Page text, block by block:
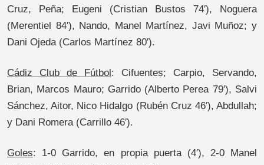
Cruz, Peña; Eugeni (Cristian Bustos 74′), Noguera
(Merentiel 84′), Nando, Manel Martínez, Javi Muñoz; y
Dani Ojeda (Carlos Martínez 80′).
Cádiz Club de Fútbol: Cifuentes; Carpio, Servando,
Brian, Marcos Mauro; Garrido (Alberto Perea 79′), Salvi
Sánchez, Aitor, Nico Hidalgo (Rubén Cruz 46′), Abdullah;
y Dani Romera (Carrillo 46′).
Goles: 1-0 Garrido, en propia puerta (4′), 2-0 Manel